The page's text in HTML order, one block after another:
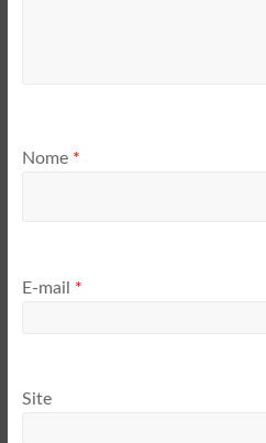
Nome *
E-mail *
Site